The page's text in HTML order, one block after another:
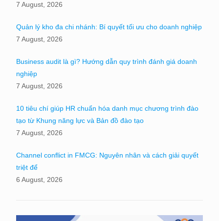
7 August, 2026
Quản lý kho đa chi nhánh: Bí quyết tối ưu cho doanh nghiệp
7 August, 2026
Business audit là gì? Hướng dẫn quy trình đánh giá doanh
nghiệp
7 August, 2026
10 tiêu chí giúp HR chuẩn hóa danh mục chương trình đào
tạo từ Khung năng lực và Bản đồ đào tạo
7 August, 2026
Channel conflict in FMCG: Nguyên nhân và cách giải quyết
triệt để
6 August, 2026